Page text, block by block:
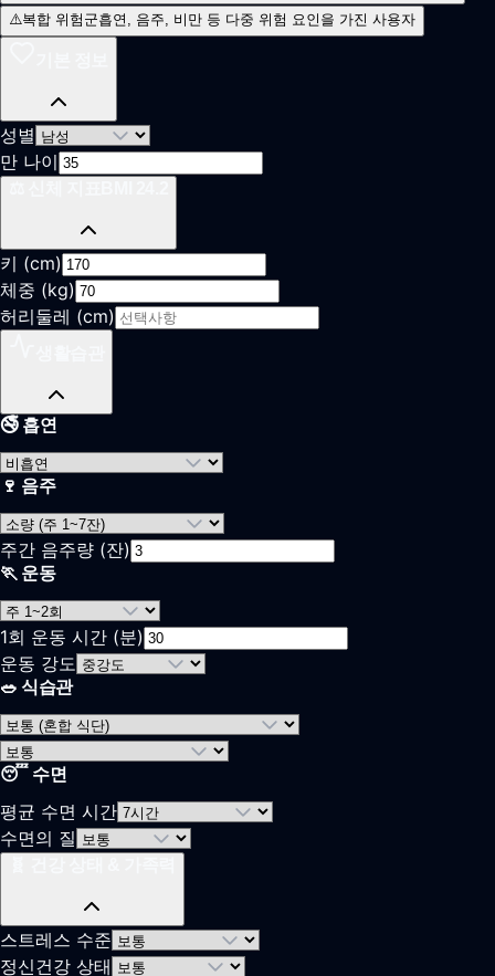
⚠️복합 위험군흡연, 음주, 비만 등 다중 위험 요인을 가진 사용자
성별
만 나이
키 (cm)
체중 (kg)
허리둘레 (cm)
🚭 흡연
🍷 음주
주간 음주량 (잔)
🏃 운동
1회 운동 시간 (분)
운동 강도
🥗 식습관
😴 수면
평균 수면 시간
수면의 질
스트레스 수준
정신건강 상태